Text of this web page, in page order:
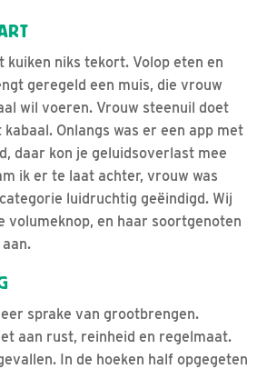
kuiken niks tekort. Volop eten en
geregeld een muis, die vrouw
wil voeren. Vrouw steenuil doet
Onlangs was er een app met
daar kon je geluidsoverlast mee
ik er te laat achter, vrouw was
luidruchtig geëindigd. Wij
volumeknop, en haar soortgenoten
sprake van grootbrengen.
aan rust, reinheid en regelmaat.
In de hoeken half opgegeten